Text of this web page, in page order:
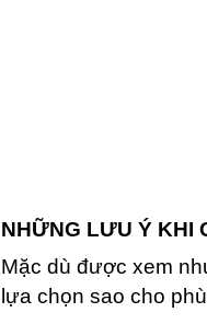
NHỮNG LƯU Ý KHI
Mặc dù được xem
lựa chọn sao cho